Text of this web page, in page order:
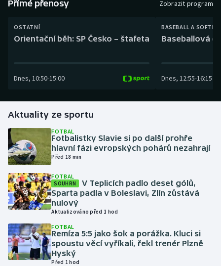
Curling
Golf
Gymnastika
Házená
Jezdectví
Judo
Krasobruslení
Lezení
Přímé přenosy Zobrazit program
OSTATNÍ
Orientační běh: SP Česko – štafeta
Dnes, 10:50-15:00
BASEBALL A
Baseballová
Dnes, 12:55-16:15
Aktuality ze sportu
FOTBAL
Fotbalistky Slavie si po další prohře
hlavní fázi evropských pohárů nezahrají
Před 18 min
FOTBAL
SOUHRN
V Teplicích padlo deset gólů,
Sparta padla v Boleslavi, Zlín zůstává
nulový
Aktualizováno před 1 hod
FOTBAL
Remíza 5:5 jako šok a porážka. Kluci si
spoustu věcí vyříkali, řekl trenér Plzně
Hyský
Před 1 hod